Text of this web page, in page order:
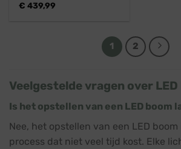
€ 439,99
1 2
Veelgestelde vragen over
Is het opstellen van een LED boom
Nee, het opstellen van een LED boom
process dat niet veel tijd kost. Elke